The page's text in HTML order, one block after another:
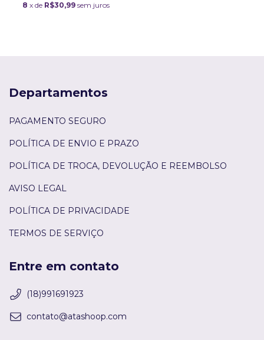
8 x de R$30,99 sem juros
Departamentos
PAGAMENTO SEGURO
POLÍTICA DE ENVIO E PRAZO
POLÍTICA DE TROCA, DEVOLUÇÃO E REEMBOLSO
AVISO LEGAL
POLÍTICA DE PRIVACIDADE
TERMOS DE SERVIÇO
Entre em contato
(18)991691923
contato@atashoop.com